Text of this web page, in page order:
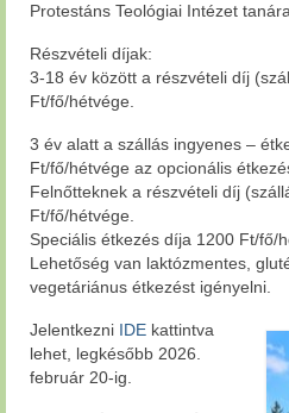
Protestáns Teológiai Intézet
Részvételi díjak:
3-18 év között a részvételi díj
Ft/fő/hétvége.
3 év alatt a szállás ingyenes –
Ft/fő/hétvége az opcionális
Felnőtteknek a részvételi díj
Ft/fő/hétvége.
Speciális étkezés díja 1200 Ft/fő/
Lehetőség van laktózmentes,
vegetáriánus étkezést igényelni.
Jelentkezni IDE kattintva
lehet, legkésőbb 2026.
február 20-ig.